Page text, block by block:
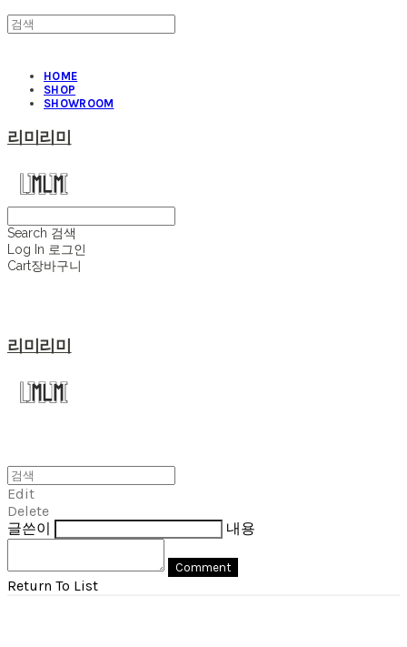
HOME
SHOP
SHOWROOM
리미리미
Search 검색
Log In 로그인
Cart장바구니
리미리미
Edit
Delete
글쓴이
내용
Comment
Return To List